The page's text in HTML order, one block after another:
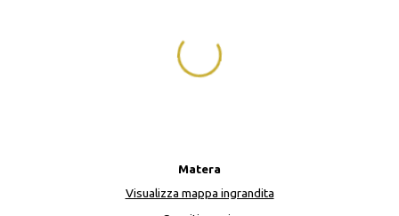
Matera
Visualizza mappa ingrandita